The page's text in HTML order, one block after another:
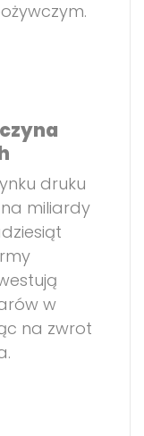
druku
miliardy
w
na zwrot